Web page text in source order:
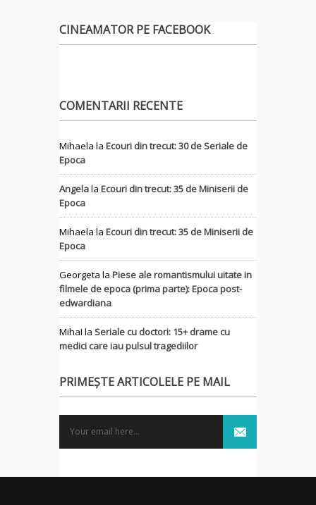
CINEAMATOR PE FACEBOOK
COMENTARII RECENTE
Mihaela la Ecouri din trecut: 30 de Seriale de
Epoca
Angelala Ecouri din trecut: 35 de Miniserii de
Epoca
Mihaela la Ecouri din trecut: 35 de Miniserii de
Epoca
Georgeta la Piese ale romantismului uitate in
filmele de epoca (prima parte): Epoca post-
edwardiana
MihaI la Seriale cu doctori: 15+ drame cu
medici care iau pulsul tragediilor
PRIMEȘTE ARTICOLELE PE MAIL